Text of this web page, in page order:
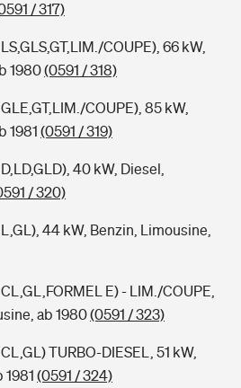
/ 317)
COUPE), 66 kW,
1980(0591 / 318)
COUPE), 85 kW,
1981 (0591 / 319)
40 kW, Diesel,
/ 320)
44 kW, Benzin, Limousine,
E) - LIM./COUPE,
ab 1980(0591 / 323)
TURBO-DIESEL, 51 kW,
(0591 / 324)